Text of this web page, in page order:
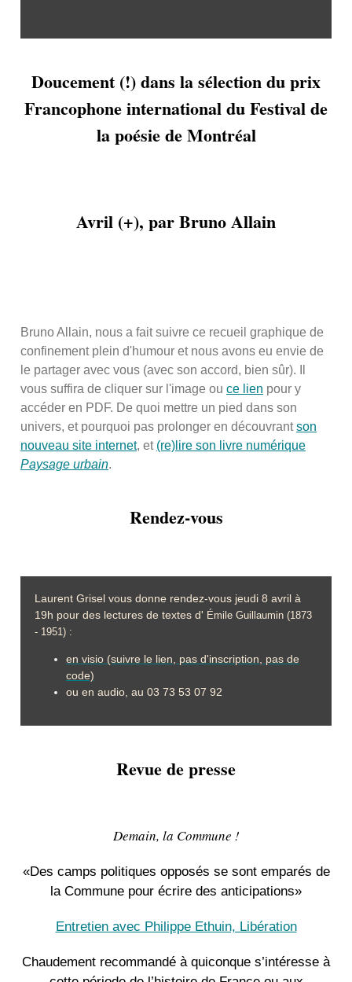
Doucement (!) dans la sélection du prix
Francophone international du Festival de
la poésie de Montréal
Avril (+), par Bruno Allain
Bruno Allain, nous a fait suivre ce recueil graphique de
confinement plein d'humour et nous avons eu envie de
le partager avec vous (avec son accord, bien sûr). Il
vous suffira de cliquer sur l'image ou ce lien pour y
accéder en PDF. De quoi mettre un pied dans son
univers, et pourquoi pas prolonger en découvrantson
nouveau site internet, et (re)lire son livre numérique
Paysage urbain.
Rendez-vous
Laurent Grisel vous donne rendez-vous jeudi 8 avril à
19h pour des lectures de textes d' Émile Guillaumin (1873
- 1951) :
en visio (suivre le lien, pas d'inscription, pas de
code)
ou en audio, au 03 73 53 07 92
Revue de presse
Demain, la Commune !
«Des camps politiques opposés se sont emparés de
la Commune pour écrire des anticipations»
Entretien avec Philippe Ethuin, Libération
Chaudement recommandé à quiconque s’intéresse à